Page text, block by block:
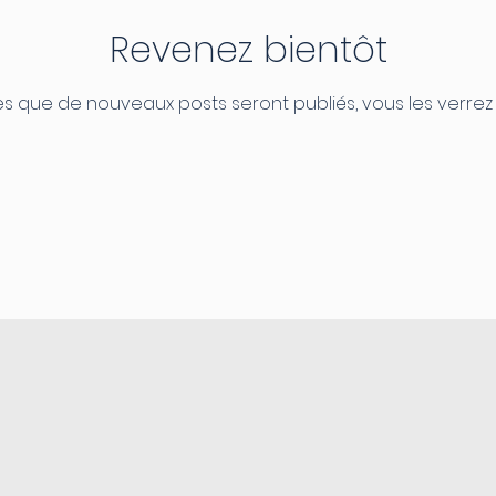
Revenez bientôt
que de nouveaux posts seront publiés, vous les verrez